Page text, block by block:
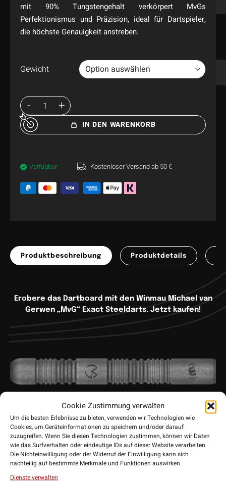
Cookie Zustimmung verwalten
Um die besten Erlebnisse zu bieten, verwenden wir Technologien wie
Cookies, um Geräteinformationen zu speichern und/oder darauf
zuzugreifen. Wenn Sie diesen Technologien zustimmen, können wir Daten
wie das Surfverhalten oder eindeutige IDs auf dieser Website verarbeiten.
Die Nichteinwilligung oder der Widerruf der Einwilligung kann sich
nachteilig auf bestimmte Merkmale und Funktionen auswirken.
Dienste verwalten
mit 90% Tungstengehalt verkörpert MvGs
Perfektionismus und Präzision, ideal für Dartspieler,
die höchste Genauigkeit anstreben.
Gewicht
IN DEN WARENKORB
Verfügbar Kostenloser Versand ab 50 €
Produktbeschreibung Produktdetails
Erobere das Dartboard mit den Winmau Michael van
Gerwen „MvG“ Exact Steeldarts. Jetzt kaufen!
Winmau Michael van Gerwen MvG Exact
Steeldart: Präzision auf höchstem
Niveau
DieWinmau Michael van Gerwen MvG Exact Darts